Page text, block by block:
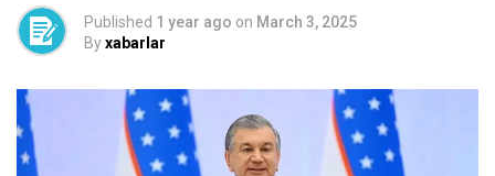
Published 1 year ago on March 3, 2025
Byxabarlar